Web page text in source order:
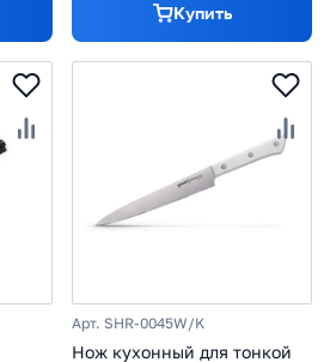
Купить
Арт. SHR-0045W/K
Нож кухонный для тонкой